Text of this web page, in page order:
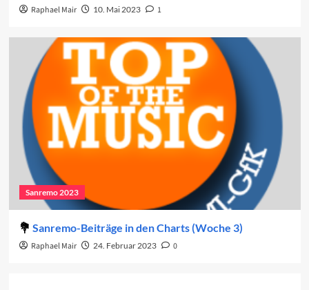
Raphael Mair 10. Mai 2023 1
Sanremo 2023
Sanremo-Beiträge in den Charts (Woche 3)
Raphael Mair 24. Februar 2023 0